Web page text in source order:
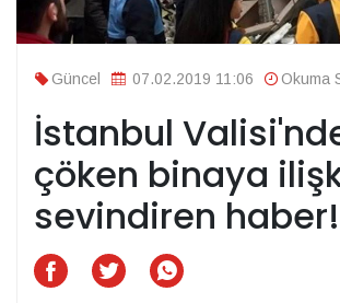
Güncel 07.02.2019 11:06 Okuma
İstanbul
çöken binaya
sevindiren haber!